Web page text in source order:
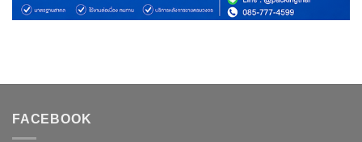
FACEBOOK